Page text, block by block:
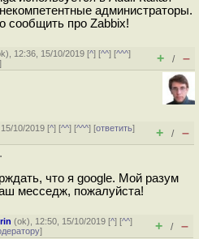
администраторы.
сообщить про Zabbix!
), 12:36, 15/10/2019 [^] [^^] [^^^]
] + / –
10/2019 [^] [^^] [^^^] [ответить]
+ / –
что я google. Мой разум
месседж, пожалуйста!
(ok), 12:50, 15/10/2019 [^] [^^]
] + / –